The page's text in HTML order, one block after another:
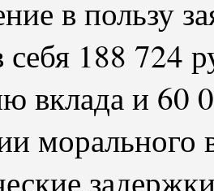
в пользу
188 724
вклада и 60
морального